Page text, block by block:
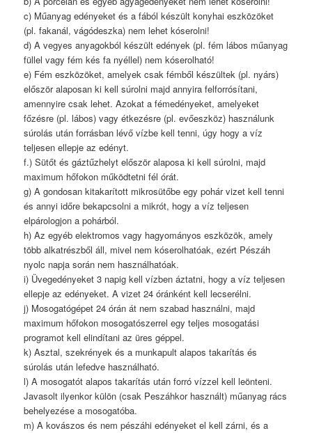
c) Műanyag edényeket és a fából készült konyhai eszközöket
(pl. fakanál, vágódeszka) nem lehet kóserolni!
d) A vegyes anyagokból készült edények (pl. fém lábos műanyag
füllel vagy fém kés fa nyéllel) nem kóserolható!
e) Fém eszközöket, amelyek csak fémből készültek (pl. nyárs)
először alaposan ki kell súrolni majd annyira felforrósítani,
amennyire csak lehet. Azokat a fémedényeket, amelyeket
főzésre (pl. lábos) vagy étkezésre (pl. evőeszköz) használunk
súrolás után forrásban lévő vízbe kell tenni, úgy hogy a víz
teljesen ellepje az edényt.
f.) Sütőt és gáztűzhelyt először alaposa ki kell súrolni, majd
maximum hőfokon működtetni fél órát.
g) A gondosan kitakarított mikrosütőbe egy pohár vizet kell tenni
és annyi időre bekapcsolni a mikrót, hogy a víz teljesen
elpárologjon a pohárból.
h) Az egyéb elektromos vagy hagyományos eszközök, amely
több alkatrészből áll, mivel nem kóserolhatóak, ezért Pészáh
nyolc napja során nem használhatóak.
i) Üvegedényeket 3 napig kell vízben áztatni, hogy a víz teljesen
ellepje az edényeket. A vizet 24 óránként kell lecserélni.
j) Mosogatógépet 24 órán át nem szabad használni, majd
maximum hőfokon mosogatószerrel egy teljes mosogatási
programot kell elindítani az üres géppel.
k) Asztal, szekrények és a munkapult alapos takarítás és
súrolás után lefedve használható.
l) A mosogatót alapos takarítás után forró vízzel kell leönteni.
Javasolt ilyenkor külön (csak Peszáhkor használt) műanyag rács
behelyezése a mosogatóba.
m) A kovászos és nem pészáhi edényeket el kell zárni, és a